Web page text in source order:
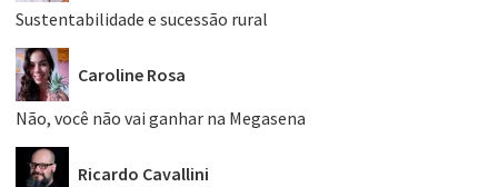
Sustentabilidade e sucessão rural
Caroline Rosa
Não, você não vai ganhar na Megasena
Ricardo Cavallini